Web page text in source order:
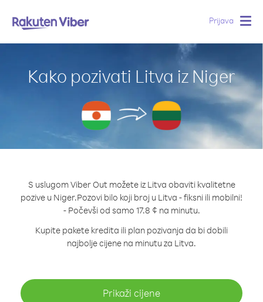
Prijava
Kako pozivati Litva iz Niger
S uslugom Viber Out možete iz Litva obaviti kvalitetne
pozive u Niger.Pozovi bilo koji broj u Litva - fiksni ili mobilni!
- Počevši od samo 17.8 ¢ na minutu.
Kupite pakete kredita ili plan pozivanja da bi dobili
najbolje cijene na minutu za Litva.
Prikaži cijene